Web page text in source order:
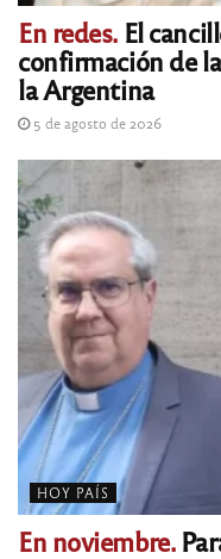
En redes. El
confirmación de
la Argentina
5 de agosto de 2026
HOY PAÍS
En noviembre.